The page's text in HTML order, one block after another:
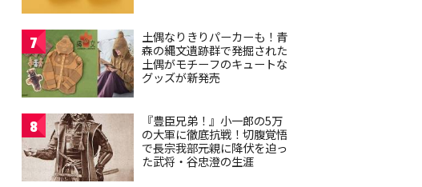
7
土偶なりきりパーカーも！青
森の縄文遺跡群で発掘された
土偶がモチーフのキュートな
グッズが新発売
8
『豊臣兄弟！』小一郎の5万
の大軍に徹底抗戦！切腹覚悟
で長宗我部元親に降伏を迫っ
た武将・谷忠澄の生涯